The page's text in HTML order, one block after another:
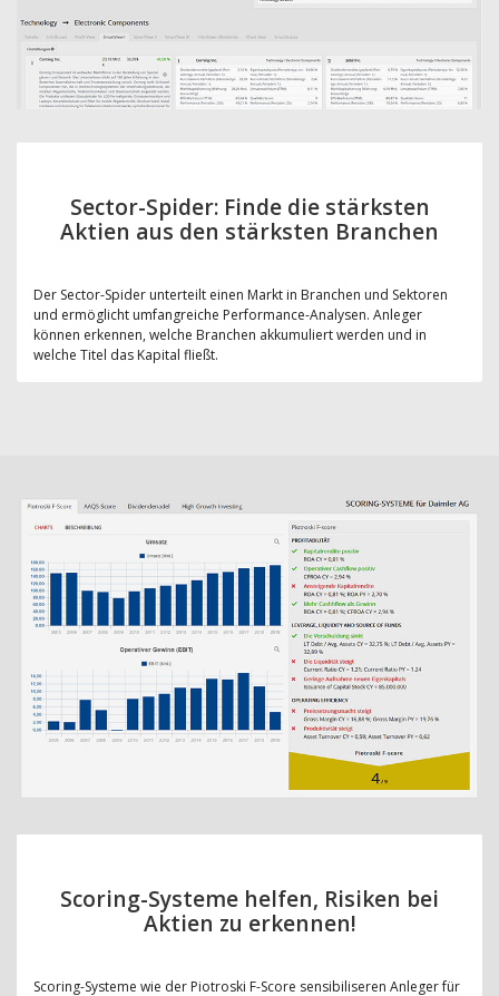
Sector-Spider: Finde die stärksten
Aktien aus den stärksten Branchen
Der Sector-Spider unterteilt einen Markt in Branchen und Sektoren
und ermöglicht umfangreiche Performance-Analysen. Anleger
können erkennen, welche Branchen akkumuliert werden und in
welche Titel das Kapital fließt.
Scoring-Systeme helfen, Risiken bei
Aktien zu erkennen!
Scoring-Systeme wie der Piotroski F-Score sensibiliseren Anleger für